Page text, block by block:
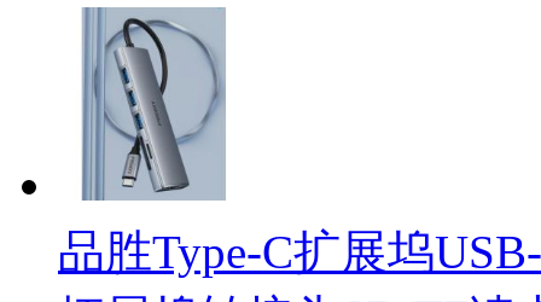
品胜Type-C扩展坞